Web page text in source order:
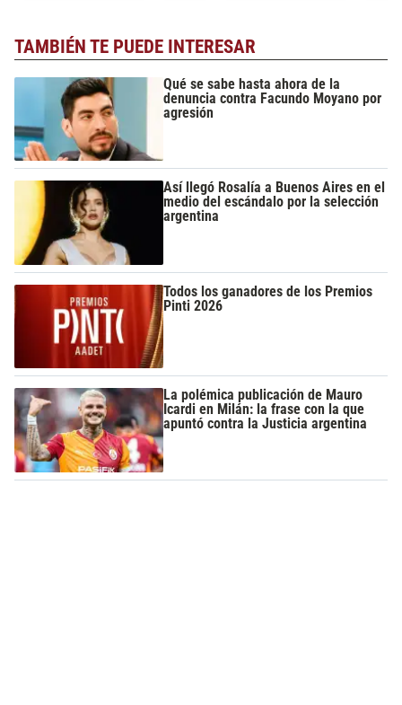
TAMBIÉN TE PUEDE INTERESAR
Qué se sabe hasta ahora de la
denuncia contra Facundo Moyano por
agresión
Así llegó Rosalía a Buenos Aires en el
medio del escándalo por la selección
argentina
Todos los ganadores de los Premios
Pinti 2026
La polémica publicación de Mauro
Icardi en Milán: la frase con la que
apuntó contra la Justicia argentina